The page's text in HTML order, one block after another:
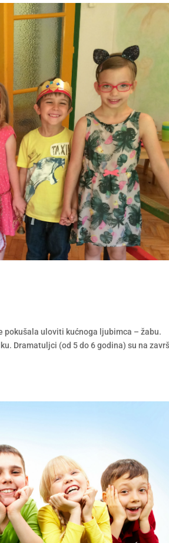
uloviti kućnoga ljubimca – žabu.
Dramatuljci (od 5 do 6 godina) su na